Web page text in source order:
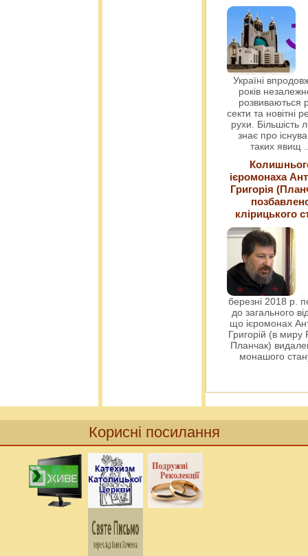
Україні
років
розвиваються
секти та новітні
рухи. Більшість
знає про
таких явищ
ієромонаха
Григорія
клірицького
березні 2018 р.
до загального
що ієромонах
Григорій (в миру
Планчак)
монашого
Корисні посилання